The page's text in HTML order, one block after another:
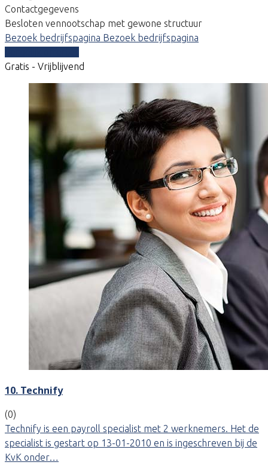
Contactgegevens
Besloten vennootschap met gewone structuur
Bezoek bedrijfspagina Bezoek bedrijfspagina
Gratis - Vrijblijvend
10. Technify
(0)
Technify is een payroll specialist met 2 werknemers. Het de
specialist is gestart op 13-01-2010 en is ingeschreven bij de
KvK onder…